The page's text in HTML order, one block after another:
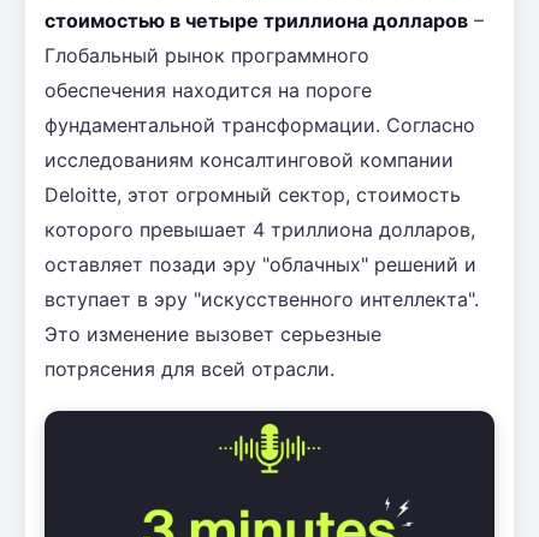
стоимостью в четыре триллиона долларов –
Глобальный рынок программного
обеспечения находится на пороге
фундаментальной трансформации. Согласно
исследованиям консалтинговой компании
Deloitte, этот огромный сектор, стоимость
которого превышает 4 триллиона долларов,
оставляет позади эру "облачных" решений и
вступает в эру "искусственного интеллекта".
Это изменение вызовет серьезные
потрясения для всей отрасли.